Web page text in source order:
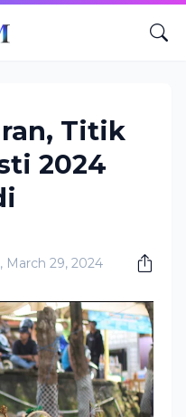
Titik
2024
March 29, 2024